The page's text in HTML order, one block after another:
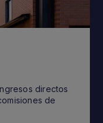
directos
de